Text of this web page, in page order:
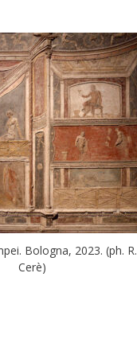
Bologna, 2023. (ph. R.
Cerè)